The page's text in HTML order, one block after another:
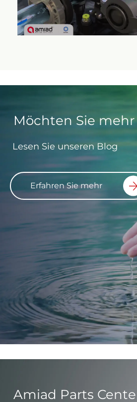
Möchten Sie
Lesen Sie unseren Blog
Erfahren Sie mehr
Amiad Parts